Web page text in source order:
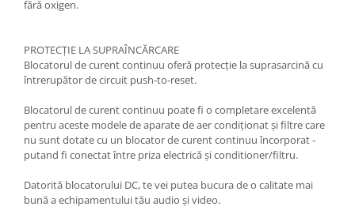
fără oxigen.
PROTECȚIE LA SUPRAÎNCĂRCARE
Blocatorul de curent continuu oferă protecție la suprasarcină cu
întrerupător de circuit push-to-reset.
Blocatorul de curent continuu poate fi o completare excelentă
pentru aceste modele de aparate de aer condiționat și filtre care
nu sunt dotate cu un blocator de curent continuu încorporat -
putand fi conectat între priza electrică și conditioner/filtru.
Datorită blocatorului DC, te vei putea bucura de o calitate mai
bună a echipamentului tău audio și video.